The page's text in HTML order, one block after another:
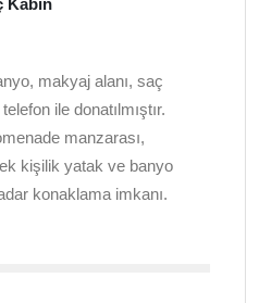
Kabin
makyaj alanı, saç
ile donatılmıştır.
manzarası,
kişilik yatak ve banyo
konaklama imkanı.